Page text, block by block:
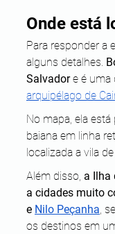
Onde está
Para responder a
alguns detalhes.
Salvador e é uma
arquipélago de
No mapa, ela
baiana em linha
localizada a vila de
Além disso, a Ilha
a cidades muito
e Nilo Peçanha,
os destinos em